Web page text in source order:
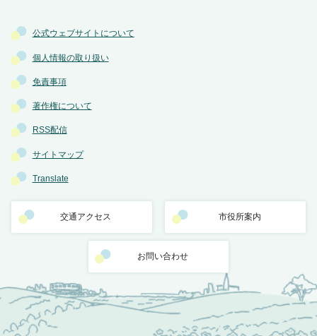
公式ウェブサイトについて
個人情報の取り扱い
免責事項
著作権について
RSS配信
サイトマップ
Translate
交通アクセス 市役所案内
お問い合わせ